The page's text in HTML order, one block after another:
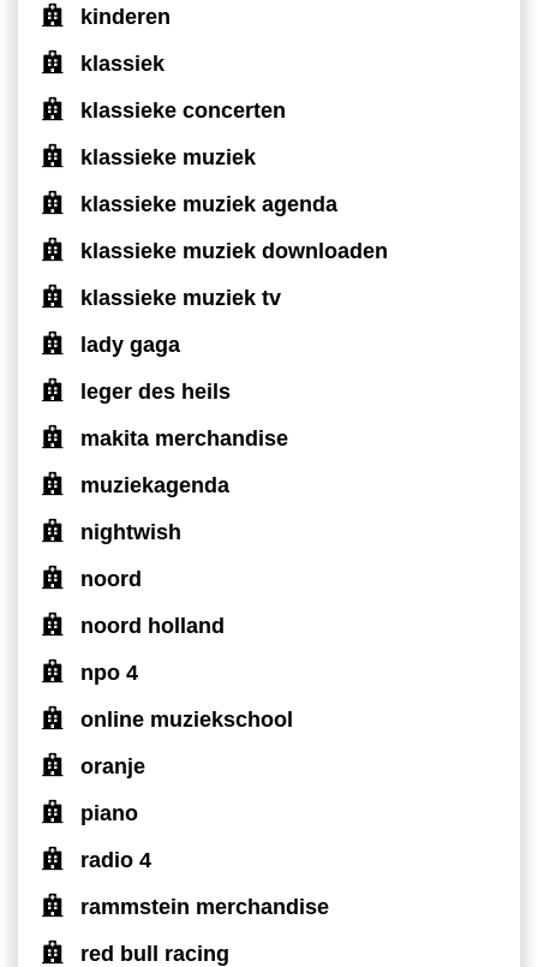
kinderen
klassiek
klassieke concerten
klassieke muziek
klassieke muziek agenda
klassieke muziek downloaden
klassieke muziek tv
lady gaga
leger des heils
makita merchandise
muziekagenda
nightwish
noord
noord holland
npo 4
online muziekschool
oranje
piano
radio 4
rammstein merchandise
red bull racing